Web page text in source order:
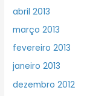
abril 2013
março 2013
fevereiro 2013
janeiro 2013
dezembro 2012